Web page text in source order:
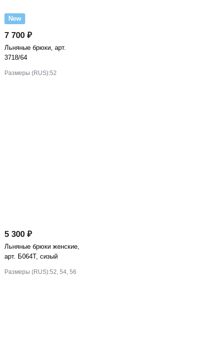
New
7 700 ₽
Льняные брюки, арт.
3718/64
Размеры (RUS):52
5 300 ₽
Льняные брюки женские,
арт. Б064Т, сизый
Размеры (RUS):52, 54, 56